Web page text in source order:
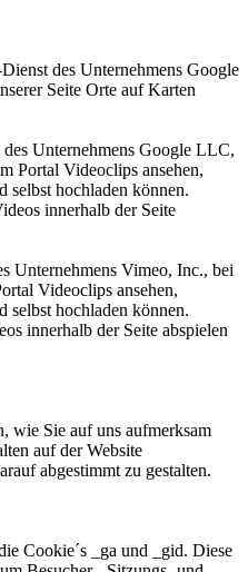
des Unternehmens Google
Seite Orte auf Karten
Unternehmens Google LLC,
Portal Videoclips ansehen,
selbst hochladen können.
innerhalb der Seite
Unternehmens Vimeo, Inc., bei
Videoclips ansehen,
selbst hochladen können.
innerhalb der Seite abspielen
wie Sie auf uns aufmerksam
auf der Website
abgestimmt zu gestalten.
Cookie´s _ga und _gid. Diese